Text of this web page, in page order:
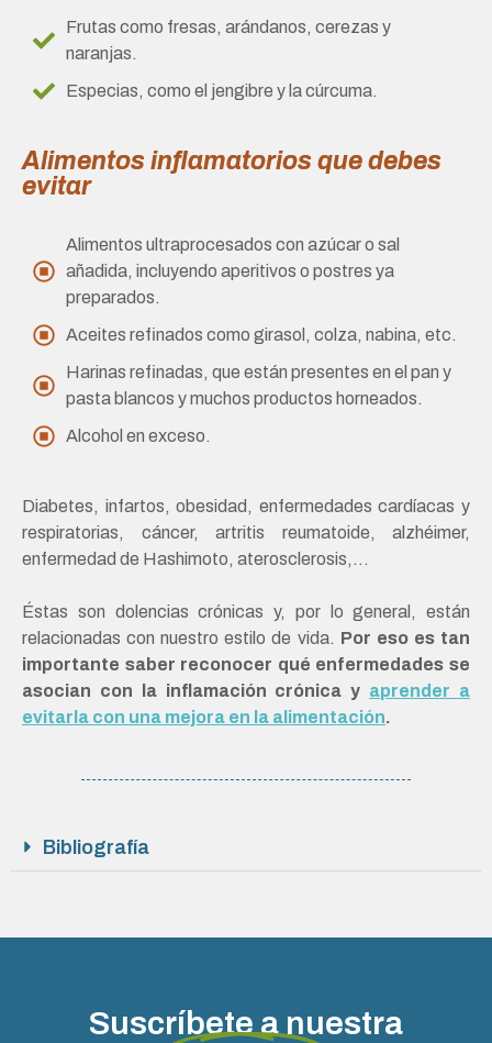
Frutas como fresas, arándanos, cerezas y
naranjas.
Especias, como el jengibre y la cúrcuma.
Alimentos inflamatorios que debes
evitar
Alimentos ultraprocesados con azúcar o sal
añadida, incluyendo aperitivos o postres ya
preparados.
Aceites refinados como girasol, colza, nabina, etc.
Harinas refinadas, que están presentes en el pan y
pasta blancos y muchos productos horneados.
Alcohol en exceso.
Diabetes, infartos, obesidad, enfermedades cardíacas y
respiratorias, cáncer, artritis reumatoide, alzhéimer,
enfermedad de Hashimoto, aterosclerosis,…
Éstas son dolencias crónicas y, por lo general, están
relacionadas con nuestro estilo de vida. Por eso es tan
importante saber reconocer qué enfermedades se
asocian con la inflamación crónica y aprender a
evitarla con una mejora en la alimentación.
Bibliografía
Suscríbete a nuestra